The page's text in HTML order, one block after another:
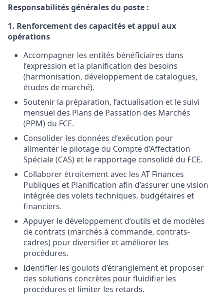
Responsabilités générales du poste :
1. Renforcement des capacités et appui aux
opérations
Accompagner les entités bénéficiaires dans
l’expression et la planification des besoins
(harmonisation, développement de catalogues,
études de marché).
Soutenir la préparation, l’actualisation et le suivi
mensuel des Plans de Passation des Marchés
(PPM) du FCE.
Consolider les données d’exécution pour
alimenter le pilotage du Compte d’Affectation
Spéciale (CAS) et le rapportage consolidé du FCE.
Collaborer étroitement avec les AT Finances
Publiques et Planification afin d’assurer une vision
intégrée des volets techniques, budgétaires et
financiers.
Appuyer le développement d’outils et de modèles
de contrats (marchés à commande, contrats-
cadres) pour diversifier et améliorer les
procédures.
Identifier les goulots d’étranglement et proposer
des solutions concrètes pour fluidifier les
procédures et limiter les retards.